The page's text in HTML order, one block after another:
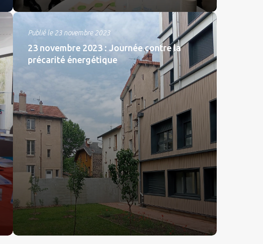
Publié le 23 novembre 2023
23 novembre 2023 : Journée contre la
précarité énergétique